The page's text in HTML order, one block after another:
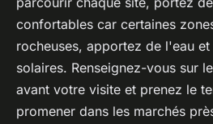
confortables car certaines
rocheuses, apportez de l'eau
solaires. Renseignez-vous sur
avant votre visite et prenez le
promener dans les marchés